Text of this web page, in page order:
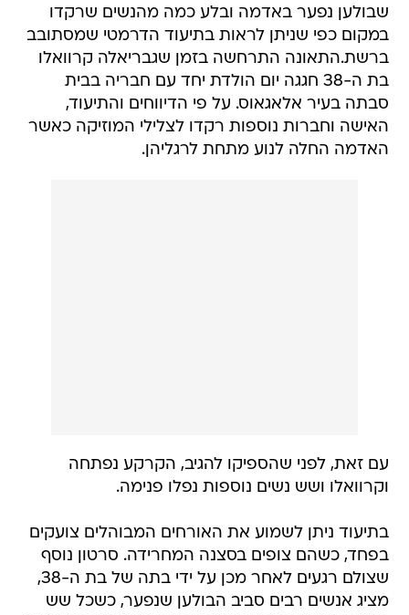
שבולען נפער באדמה ובלע כמה מהנשים שרקדו
במקום כפי שניתן לראות בתיעוד הדרמטי שמסתובב
ברשת.התאונה התרחשה בזמן שגבריאלה קרוואלו
בת ה-38 חגגה יום הולדת יחד עם חבריה בבית
סבתה בעיר אלאגאוס. על פי הדיווחים והתיעוד,
האישה וחברות נוספות רקדו לצלילי המוזיקה כאשר
האדמה החלה לנוע מתחת לרגליהן.
עם זאת, לפני שהספיקו להגיב, הקרקע נפתחה
וקרוואלו ושש נשים נוספות נפלו פנימה.
בתיעוד ניתן לשמוע את האורחים המבוהלים צועקים
בפחד, כשהם צופים בסצנה המחרידה. סרטון נוסף
שצולם רגעים לאחר מכן על ידי בתה של בת ה-38,
מציג אנשים רבים סביב הבולען שנפער, כשכל שש